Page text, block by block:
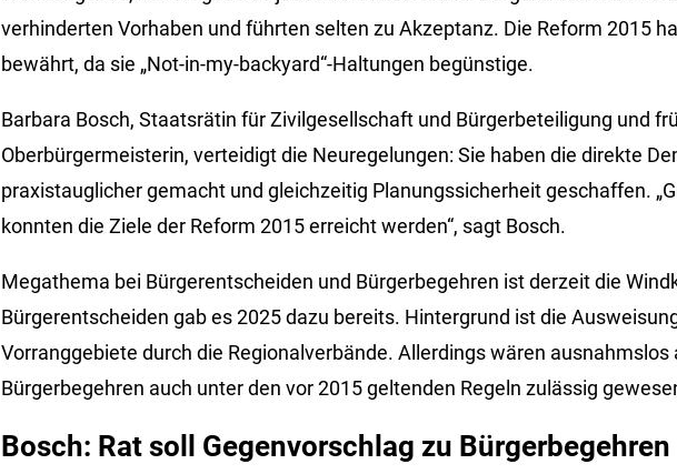
verhinderten Vorhaben und führten selten zu Akzeptanz. Die Reform 2015
bewährt, da sie „Not-in-my-backyard“-Haltungen begünstige.
Barbara Bosch, Staatsrätin für Zivilgesellschaft und Bürgerbeteiligung und
Oberbürgermeisterin, verteidigt die Neuregelungen: Sie haben die direkte
praxistauglicher gemacht und gleichzeitig Planungssicherheit geschaffen.
konnten die Ziele der Reform 2015 erreicht werden“, sagt Bosch.
Megathema bei Bürgerentscheiden und Bürgerbegehren ist derzeit die
Bürgerentscheiden gab es 2025 dazu bereits. Hintergrund ist die
Vorranggebiete durch die Regionalverbände. Allerdings wären ausnahmslos
Bürgerbegehren auch unter den vor 2015 geltenden Regeln zulässig
Bosch: Rat soll Gegenvorschlag zu